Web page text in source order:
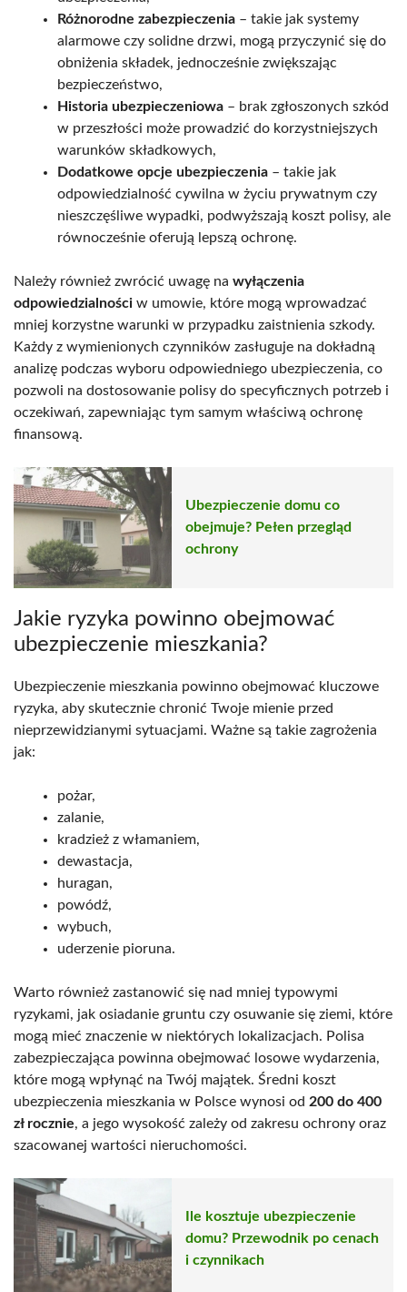
Różnorodne zabezpieczenia – takie jak systemy
alarmowe czy solidne drzwi, mogą przyczynić się do
obniżenia składek, jednocześnie zwiększając
bezpieczeństwo,
Historia ubezpieczeniowa – brak zgłoszonych szkód
w przeszłości może prowadzić do korzystniejszych
warunków składkowych,
Dodatkowe opcje ubezpieczenia – takie jak
odpowiedzialność cywilna w życiu prywatnym czy
nieszczęśliwe wypadki, podwyższają koszt polisy, ale
równocześnie oferują lepszą ochronę.
Należy również zwrócić uwagę na wyłączenia
odpowiedzialności w umowie, które mogą wprowadzać
mniej korzystne warunki w przypadku zaistnienia szkody.
Każdy z wymienionych czynników zasługuje na dokładną
analizę podczas wyboru odpowiedniego ubezpieczenia, co
pozwoli na dostosowanie polisy do specyficznych potrzeb i
oczekiwań, zapewniając tym samym właściwą ochronę
finansową.
Ubezpieczenie domu co
obejmuje? Pełen przegląd
ochrony
Jakie ryzyka powinno obejmować
ubezpieczenie mieszkania?
Ubezpieczenie mieszkania powinno obejmować kluczowe
ryzyka, aby skutecznie chronić Twoje mienie przed
nieprzewidzianymi sytuacjami. Ważne są takie zagrożenia
jak:
pożar,
zalanie,
kradzież z włamaniem,
dewastacja,
huragan,
powódź,
wybuch,
uderzenie pioruna.
Warto również zastanowić się nad mniej typowymi
ryzykami, jak osiadanie gruntu czy osuwanie się ziemi, które
mogą mieć znaczenie w niektórych lokalizacjach. Polisa
zabezpieczająca powinna obejmować losowe wydarzenia,
które mogą wpłynąć na Twój majątek. Średni koszt
ubezpieczenia mieszkania w Polsce wynosi od 200 do 400
zł rocznie, a jego wysokość zależy od zakresu ochrony oraz
szacowanej wartości nieruchomości.
Ile kosztuje ubezpieczenie
domu? Przewodnik po cenach
i czynnikach